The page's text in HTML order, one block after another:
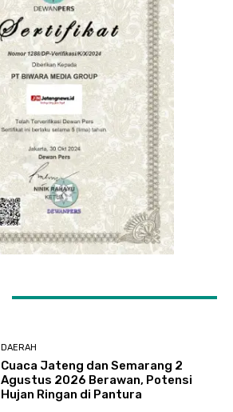
DAERAH
Cuaca Jateng dan Semarang 2
Agustus 2026 Berawan, Potensi
Hujan Ringan di Pantura